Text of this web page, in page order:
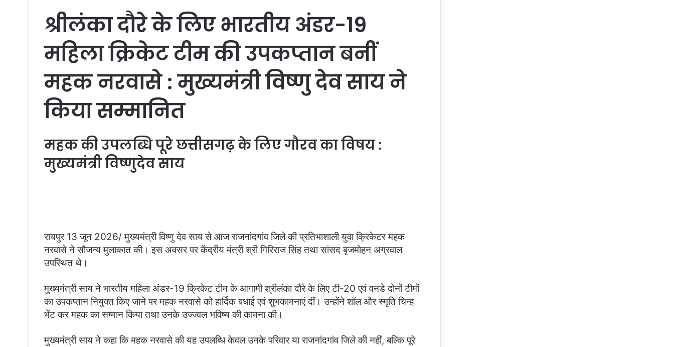
श्रीलंका दौरे के लिए भारतीय अंडर-19
महिला क्रिकेट टीम की उपकप्तान बनीं
महक नरवासे : मुख्यमंत्री विष्णु देव साय ने
किया सम्मानित
महक की उपलब्धि पूरे छत्तीसगढ़ के लिए गौरव का विषय :
मुख्यमंत्री विष्णुदेव साय
रायपुर 13 जून 2026/ मुख्यमंत्री विष्णु देव साय से आज राजनांदगांव जिले की प्रतिभाशाली युवा क्रिकेटर महक
नरवासे ने सौजन्य मुलाकात की। इस अवसर पर केंद्रीय मंत्री श्री गिरिराज सिंह तथा सांसद बृजमोहन अग्रवाल
उपस्थित थे।
मुख्यमंत्री साय ने भारतीय महिला अंडर-19 क्रिकेट टीम के आगामी श्रीलंका दौरे के लिए टी-20 एवं वनडे दोनों टीमों
का उपकप्तान नियुक्त किए जाने पर महक नरवासे को हार्दिक बधाई एवं शुभकामनाएं दीं। उन्होंने शॉल और स्मृति चिन्ह
भेंट कर महक का सम्मान किया तथा उनके उज्ज्वल भविष्य की कामना की।
मुख्यमंत्री साय ने कहा कि महक नरवासे की यह उपलब्धि केवल उनके परिवार या राजनांदगांव जिले की नहीं, बल्कि पूरे